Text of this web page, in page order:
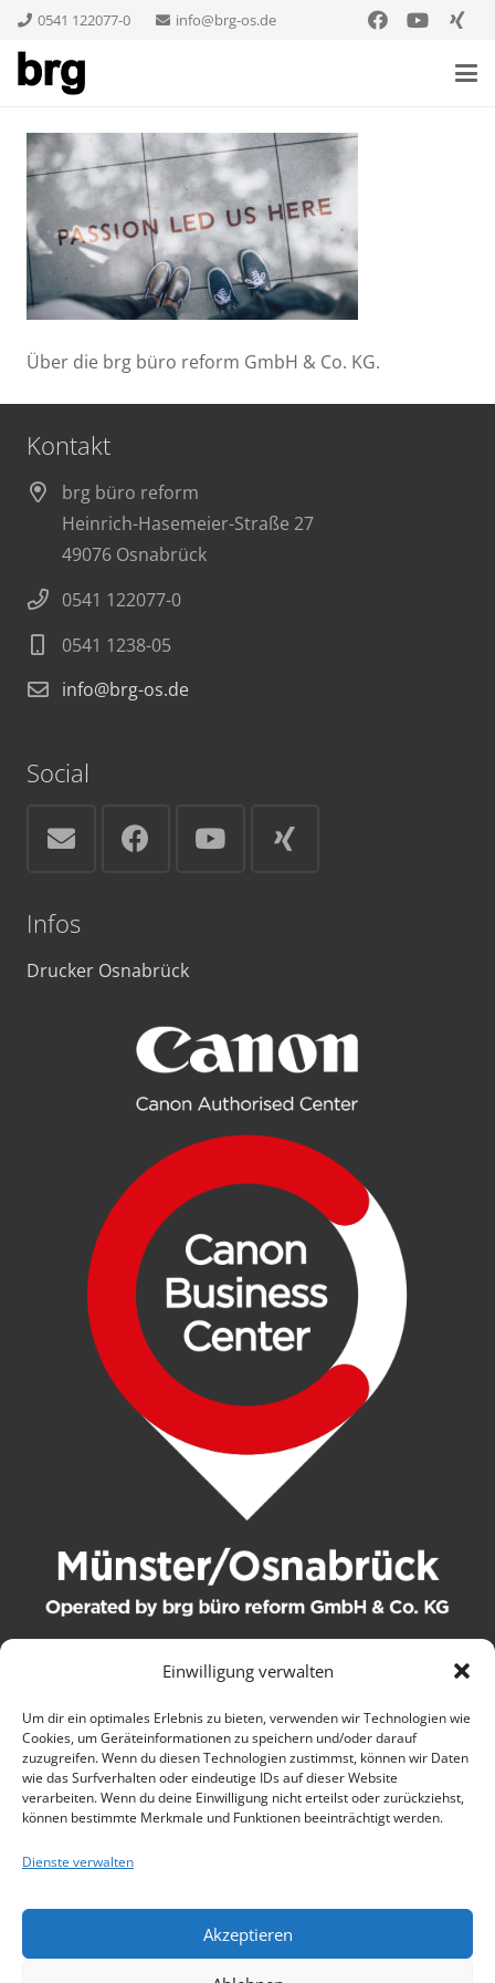
Einwilligung verwalten
Um dir ein optimales Erlebnis zu bieten, verwenden wir Technologien wie
Cookies, um Geräteinformationen zu speichern und/oder darauf
zuzugreifen. Wenn du diesen Technologien zustimmst, können wir Daten
wie das Surfverhalten oder eindeutige IDs auf dieser Website
verarbeiten. Wenn du deine Einwilligung nicht erteilst oder zurückziehst,
können bestimmte Merkmale und Funktionen beeinträchtigt werden.
Dienste verwalten
Akzeptieren
0541 122077-0 info@brg-os.de
Über die brg büro reform GmbH & Co. KG.
Kontakt
brg büro reform
Heinrich-Hasemeier-Straße 27
49076 Osnabrück
0541 122077-0
0541 1238-05
info@brg-os.de
Social
Infos
Drucker Osnabrück
© 2021 brg büro reform GmbH & Co. KG. Alle Rechte
vorbehalten.
Kontakt
Wartungsbedingungen